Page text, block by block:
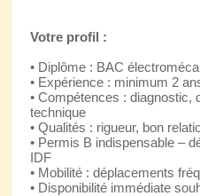
Votre profil :
• Diplôme : BAC
• Expérience : minimum 2
• Compétences : diagnostic,
technique
• Qualités : rigueur, bon
• Permis B indispensable –
IDF
• Mobilité : déplacements
• Disponibilité immédiate